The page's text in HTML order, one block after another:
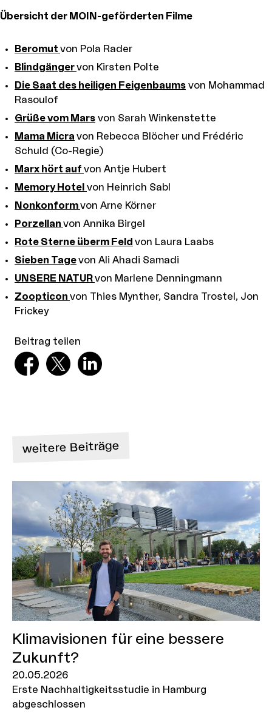
Übersicht der MOIN-geförderten Filme
Beromut von Pola Rader
Blindgängervon Kirsten Polte
Die Saat des heiligen Feigenbaums von Mohammad
Rasoulof
Grüße vom Mars von Sarah Winkenstette
Mama Micra von Rebecca Blöcher und Frédéric
Schuld (Co-Regie)
Marx hört auf von Antje Hubert
Memory Hotel von Heinrich Sabl
Nonkonformvon Arne Körner
Porzellan von Annika Birgel
Rote Sterne überm Feld von Laura Laabs
Sieben Tagevon Ali Ahadi Samadi
UNSERE NATURvon Marlene Denningmann
Zoopticon von Thies Mynther, Sandra Trostel, Jon
Frickey
Beitrag teilen
weitere Beiträge
Klimavisionen für eine bessere
Zukunft?
20.05.2026
Erste Nachhaltigkeitsstudie in Hamburg
abgeschlossen